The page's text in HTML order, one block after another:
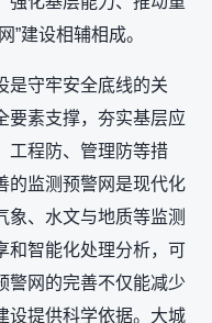
”建设相辅相成。
是守牢安全底线的关
要素支撑，夯实基层应
工程防、管理防等措
的监测预警网是现代化
象、水文与地质等监测
和智能化处理分析，可
警网的完善不仅能减少
设提供科学依据。大城